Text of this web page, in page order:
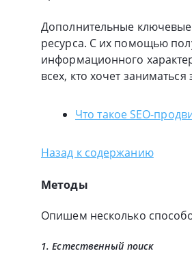
Дополнительные
ресурса. С их помощью
информационного
всех, кто хочет
Что такое SEO-
Назад к содержанию
Методы
Опишем несколько
1. Естественный поиск